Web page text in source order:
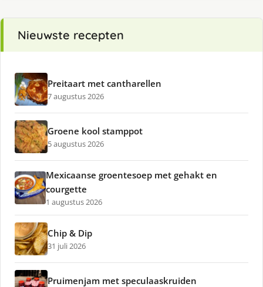
Nieuwste recepten
Preitaart met cantharellen
7 augustus 2026
Groene kool stamppot
5 augustus 2026
Mexicaanse groentesoep met gehakt en
courgette
1 augustus 2026
Chip & Dip
31 juli 2026
Pruimenjam met speculaaskruiden